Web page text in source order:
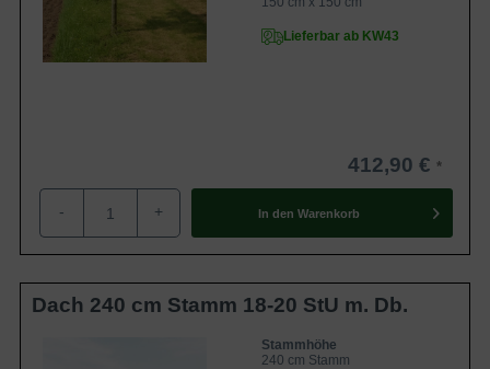
Lieferbar ab KW43
412,90 €
- + In den Warenkorb
Dach 240 cm Stamm 18-20 StU m. Db.
Stammhöhe
240 cm Stamm